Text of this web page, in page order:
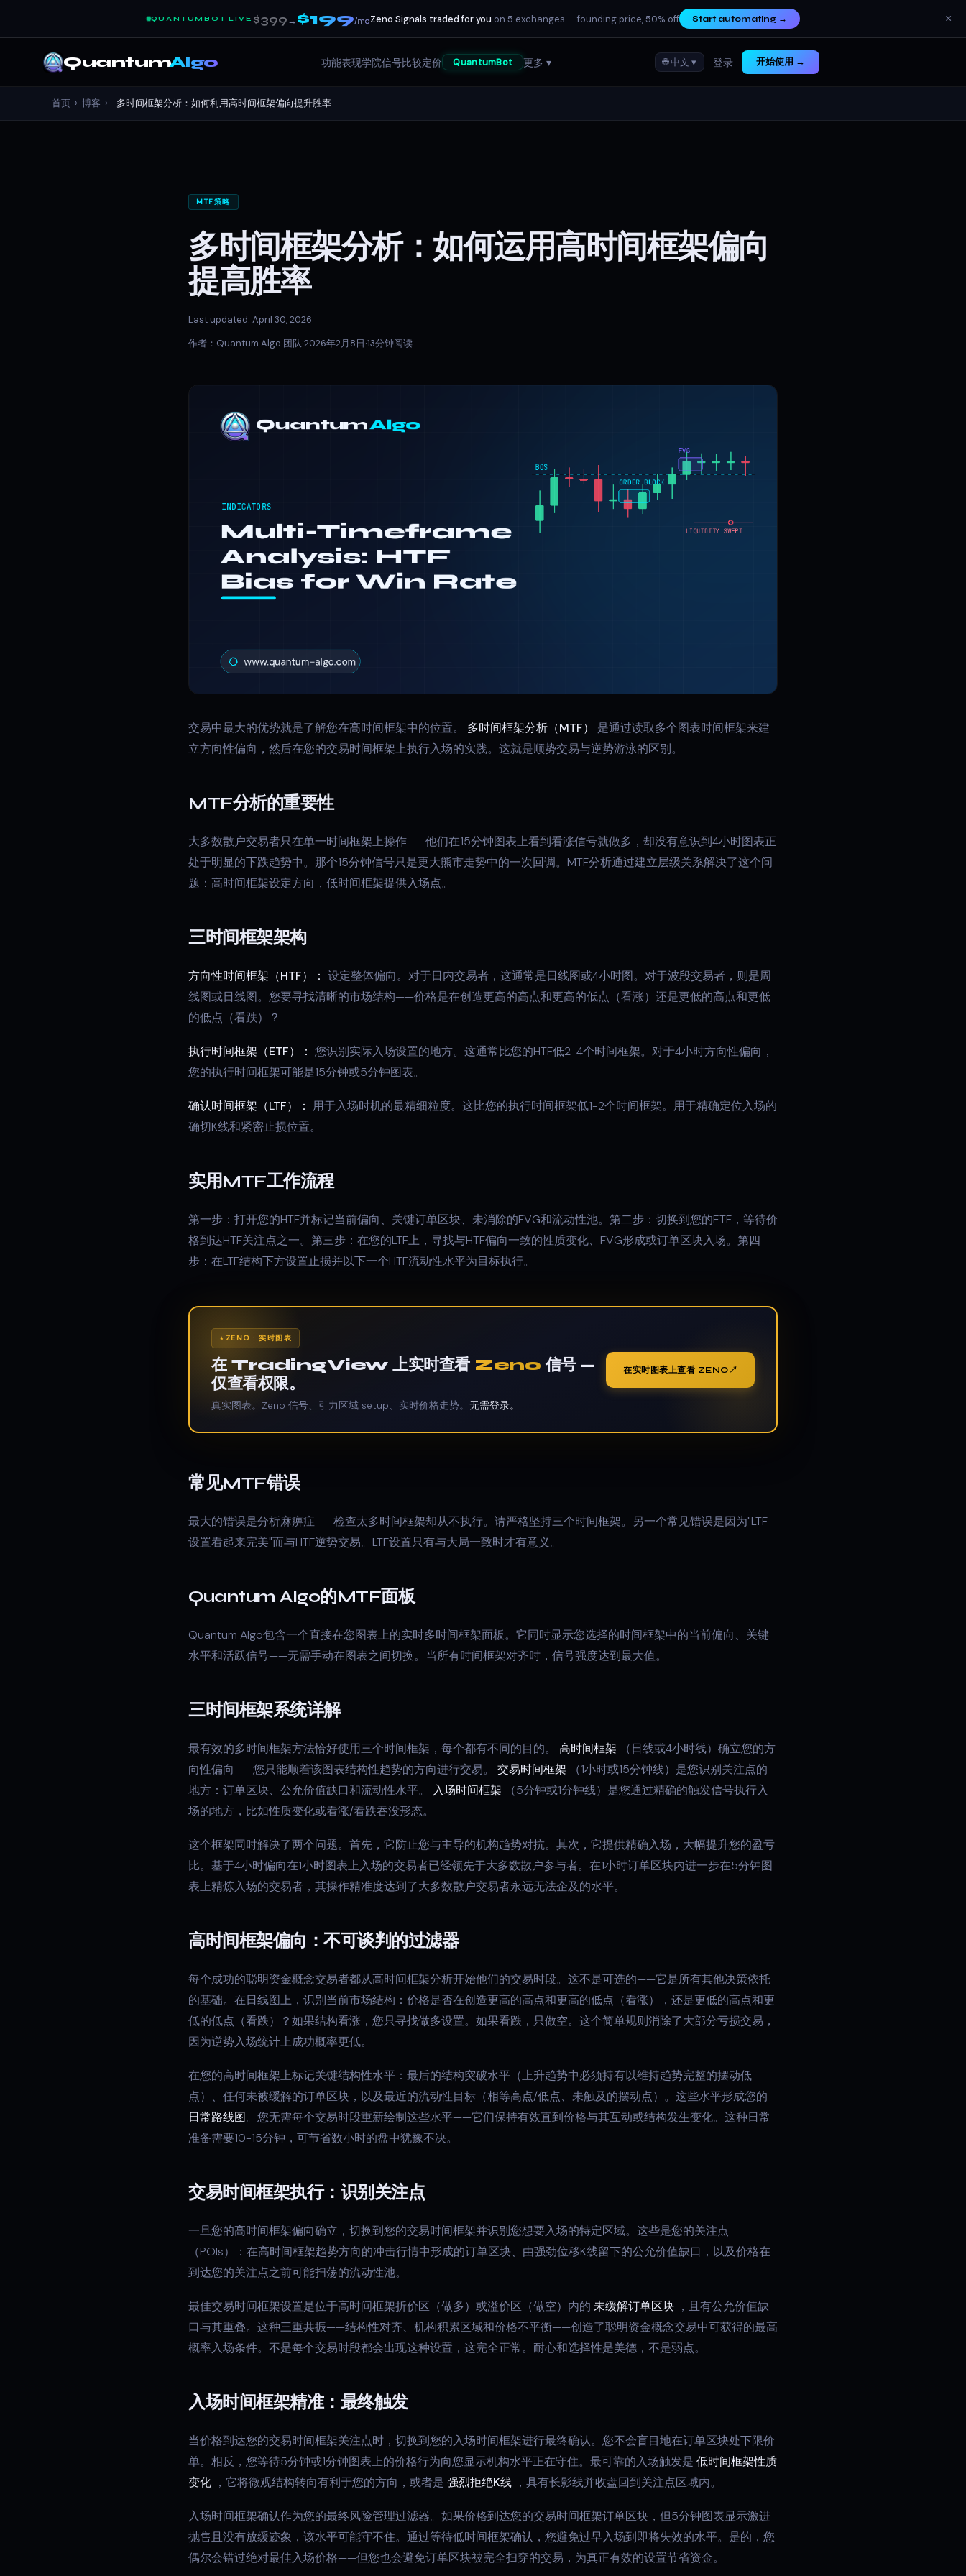
QUANTUMBOT LIVE $399→$199/moZeno Signals traded for you on 5 exchanges — founding price, 50% off Start automating→ ×
QuantumAlgo 功能表现学院信号比较定价 QuantumBot 更多 ▾ 🌐 中文 ▾ 登录 开始使用 →
首页 › 博客 › 多时间框架分析：如何利用高时间框架偏向提升胜率...
MTF策略
多时间框架分析：如何运用高时间框架偏向
提高胜率
Last updated: April 30, 2026
作者：Quantum Algo 团队·2026年2月8日·13分钟阅读
交易中最大的优势就是了解您在高时间框架中的位置。 多时间框架分析（MTF）
是通过读取多个图表时间框架来建
立方向性偏向，然后在您的交易时间框架上执行入场的实践。这就是顺势交易与逆势游泳的区别。
MTF分析的重要性
大多数散户交易者只在单一时间框架上操作——他们在15分钟图表上看到看涨信号就做多，却没有意识到4小时图表正
处于明显的下跌趋势中。那个15分钟信号只是更大熊市走势中的一次回调。MTF分析通过建立层级关系解决了这个问
题：高时间框架设定方向，低时间框架提供入场点。
三时间框架架构
方向性时间框架（HTF）： 设定整体偏向。对于日内交易者，这通常是日线图或4小时图。对于波段交易者，则是周
线图或日线图。您要寻找清晰的市场结构——价格是在创造更高的高点和更高的低点（看涨）还是更低的高点和更低
的低点（看跌）？
执行时间框架（ETF）： 您识别实际入场设置的地方。这通常比您的HTF低2-4个时间框架。对于4小时方向性偏向，
您的执行时间框架可能是15分钟或5分钟图表。
确认时间框架（LTF）： 用于入场时机的最精细粒度。这比您的执行时间框架低1-2个时间框架。用于精确定位入场的
确切K线和紧密止损位置。
实用MTF工作流程
第一步：打开您的HTF并标记当前偏向、关键订单区块、未消除的FVG和流动性池。第二步：切换到您的ETF，等待价
格到达HTF关注点之一。第三步：在您的LTF上，寻找与HTF偏向一致的性质变化、FVG形成或订单区块入场。第四
步：在LTF结构下方设置止损并以下一个HTF流动性水平为目标执行。
ZENO · 实时图表
在 TradingView 上实时查看 Zeno 信号 —
仅查看权限。
真实图表。Zeno 信号、引力区域 setup、实时价格走势。 无需登录。
在实时图表上查看 ZENO
常见MTF错误
最大的错误是分析麻痹症——检查太多时间框架却从不执行。请严格坚持三个时间框架。另一个常见错误是因为"LTF
设置看起来完美"而与HTF逆势交易。LTF设置只有与大局一致时才有意义。
Quantum Algo的MTF面板
Quantum Algo包含一个直接在您图表上的实时多时间框架面板。它同时显示您选择的时间框架中的当前偏向、关键
水平和活跃信号——无需手动在图表之间切换。当所有时间框架对齐时，信号强度达到最大值。
三时间框架系统详解
最有效的多时间框架方法恰好使用三个时间框架，每个都有不同的目的。 高时间框架 （日线或4小时线）确立您的方
向性偏向——您只能顺着该图表结构性趋势的方向进行交易。 交易时间框架 （1小时或15分钟线）是您识别关注点的
地方：订单区块、公允价值缺口和流动性水平。 入场时间框架 （5分钟或1分钟线）是您通过精确的触发信号执行入
场的地方，比如性质变化或看涨/看跌吞没形态。
这个框架同时解决了两个问题。首先，它防止您与主导的机构趋势对抗。其次，它提供精确入场，大幅提升您的盈亏
比。基于4小时偏向在1小时图表上入场的交易者已经领先于大多数散户参与者。在1小时订单区块内进一步在5分钟图
表上精炼入场的交易者，其操作精准度达到了大多数散户交易者永远无法企及的水平。
高时间框架偏向：不可谈判的过滤器
每个成功的聪明资金概念交易者都从高时间框架分析开始他们的交易时段。这不是可选的——它是所有其他决策依托
的基础。在日线图上，识别当前市场结构：价格是否在创造更高的高点和更高的低点（看涨），还是更低的高点和更
低的低点（看跌）？如果结构看涨，您只寻找做多设置。如果看跌，只做空。这个简单规则消除了大部分亏损交易，
因为逆势入场统计上成功概率更低。
在您的高时间框架上标记关键结构性水平：最后的结构突破水平（上升趋势中必须持有以维持趋势完整的摆动低
点）、任何未被缓解的订单区块，以及最近的流动性目标（相等高点/低点、未触及的摆动点）。这些水平形成您的
日常路线图。您无需每个交易时段重新绘制这些水平——它们保持有效直到价格与其互动或结构发生变化。这种日常
准备需要10-15分钟，可节省数小时的盘中犹豫不决。
交易时间框架执行：识别关注点
一旦您的高时间框架偏向确立，切换到您的交易时间框架并识别您想要入场的特定区域。这些是您的关注点
（POIs）：在高时间框架趋势方向的冲击行情中形成的订单区块、由强劲位移K线留下的公允价值缺口，以及价格在
到达您的关注点之前可能扫荡的流动性池。
最佳交易时间框架设置是位于高时间框架折价区（做多）或溢价区（做空）内的 未缓解订单区块 ，且有公允价值缺
口与其重叠。这种三重共振——结构性对齐、机构积累区域和价格不平衡——创造了聪明资金概念交易中可获得的最高
概率入场条件。不是每个交易时段都会出现这种设置，这完全正常。耐心和选择性是美德，不是弱点。
入场时间框架精准：最终触发
当价格到达您的交易时间框架关注点时，切换到您的入场时间框架进行最终确认。您不会盲目地在订单区块处下限价
单。相反，您等待5分钟或1分钟图表上的价格行为向您显示机构水平正在守住。最可靠的入场触发是 低时间框架性质
变化 ，它将微观结构转向有利于您的方向，或者是 强烈拒绝K线 ，具有长影线并收盘回到关注点区域内。
入场时间框架确认作为您的最终风险管理过滤器。如果价格到达您的交易时间框架订单区块，但5分钟图表显示激进
抛售且没有放缓迹象，该水平可能守不住。通过等待低时间框架确认，您避免过早入场到即将失效的水平。是的，您
偶尔会错过绝对最佳入场价格——但您也会避免订单区块被完全扫穿的交易，为真正有效的设置节省资金。